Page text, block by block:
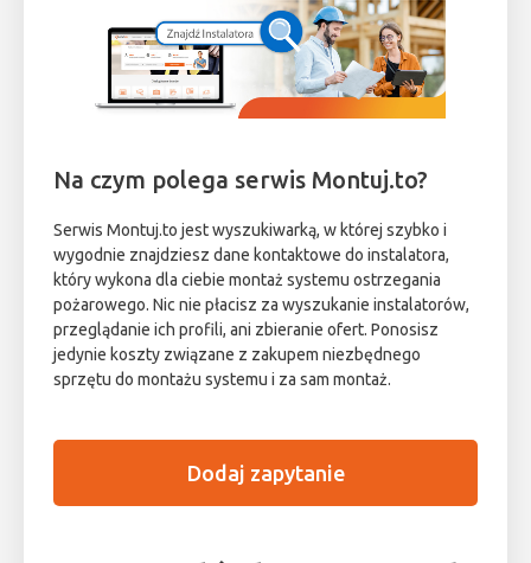
Na czym polega serwis Montuj.to?
Serwis Montuj.to jest wyszukiwarką, w której szybko i
wygodnie znajdziesz dane kontaktowe do instalatora,
który wykona dla ciebie montaż systemu ostrzegania
pożarowego. Nic nie płacisz za wyszukanie instalatorów,
przeglądanie ich profili, ani zbieranie ofert. Ponosisz
jedynie koszty związane z zakupem niezbędnego
sprzętu do montażu systemu i za sam montaż.
Dodaj zapytanie